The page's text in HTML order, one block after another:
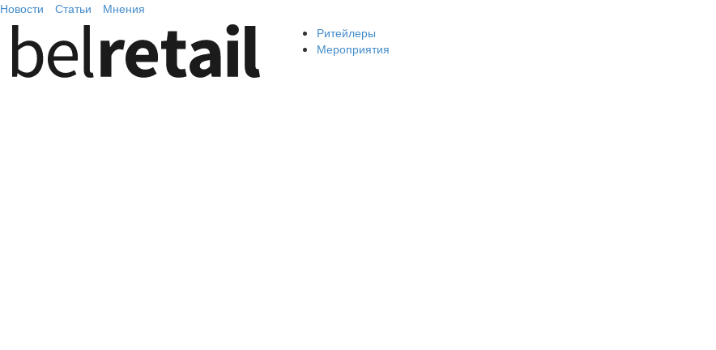
Новости Статьи Мнения
Ритейлеры
Мероприятия